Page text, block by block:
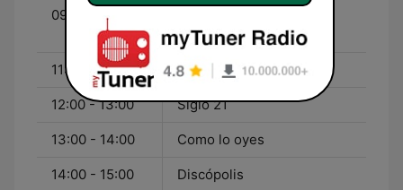
09:00 - 11:00
Marta Echeverría
11:00 - 12:00 180 grados
12:00 - 13:00 Siglo 21
13:00 - 14:00 Como lo oyes
14:00 - 15:00 Discópolis